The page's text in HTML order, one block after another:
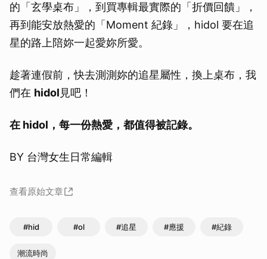
的「玄學桌布」，到買專輯最實際的「折價回饋」，
再到能安放熱愛的「Moment 紀錄」，hidol 要在追
星的路上陪妳一起愛妳所愛。
趁著連假前，快去測測妳的追星屬性，換上桌布，我
們在 hidol見吧！
在 hidol，每一份熱愛，都值得被記錄。
BY 台灣女生日常編輯
查看原始文章
#hid #ol #追星 #應援 #紀錄
潮流時尚